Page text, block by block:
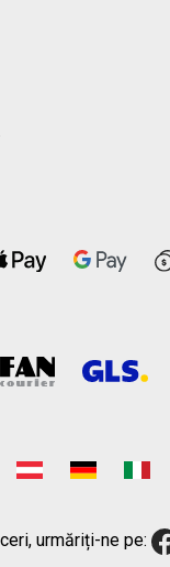
urmăriți-ne pe: